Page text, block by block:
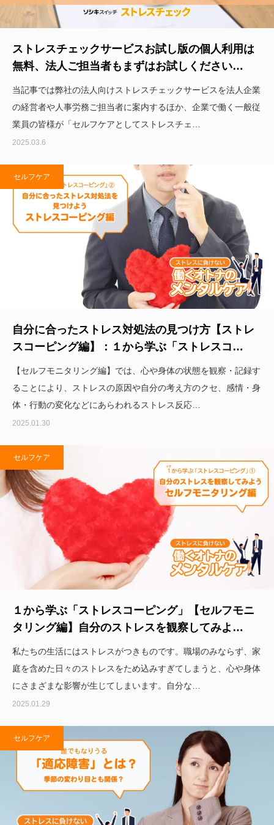
ストレスチェックサービスお試し版の個人利用は
無料、法人ご担当者もまずはお試しください…
当記事では弊社の法人向けストレスチェックサービスを法人企業
の経営者や人事労務ご担当者に案内するほか、企業で働く一般従
業員の皆様が「セルフケアとしてストレスチェ…
2025.03.6
セルフケア
自分に合ったストレス対処法の見つけ方【ストレ
スコーピング編】：１から学ぶ「ストレスコ…
【セルフモニタリング編】では、心や身体の状態を観察・記録す
ることにより、ストレスの原因や自分の考え方のクセ、感情・身
体・行動の変化などにあらわれるストレス反応…
2025.01.30
セルフケア
１から学ぶ「ストレスコーピング」【セルフモニ
タリング編】自分のストレスを観察してみよ…
私たちの生活にはストレスがつきものです。職場のみならず、家
庭を含めた日々のストレスをため込みすぎてしまうと、心や身体
にさまざまな影響が生じてしまいます。自分な…
2025.01.29
セルフケア